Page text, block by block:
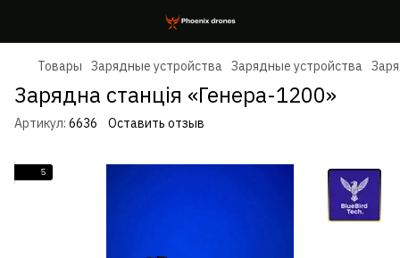
Товары Зарядные устройства Зарядные устройства
Зарядна станція «Генера-1200»
Артикул: 6636 Оставить отзыв
5